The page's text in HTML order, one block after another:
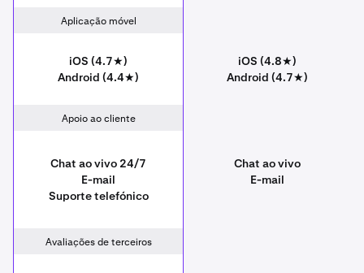
Aplicação móvel
iOS (4.7★)
Android (4.4★)
iOS (4.8★)
Android (4.7★)
Apoio ao cliente
Chat ao vivo 24/7
E-mail
Suporte telefónico
Chat ao vivo
E-mail
Avaliações de terceiros